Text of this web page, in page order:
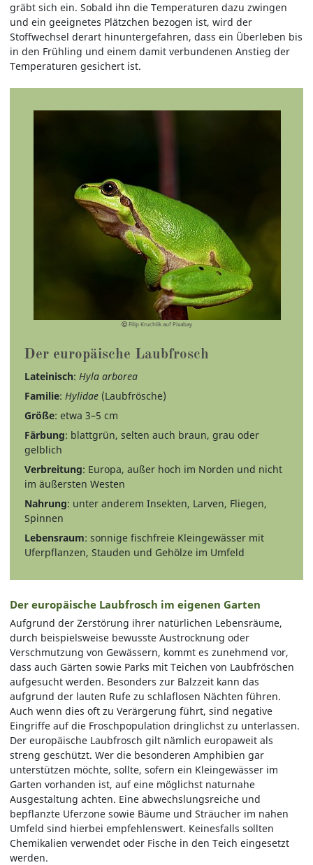
gräbt sich ein. Sobald ihn die Temperaturen dazu zwingen
und ein geeignetes Plätzchen bezogen ist, wird der
Stoffwechsel derart hinuntergefahren, dass ein Überleben bis
in den Frühling und einem damit verbundenen Anstieg der
Temperaturen gesichert ist.
Filip Kruchlik auf Pixabay
Der europäische Laubfrosch
Lateinisch: Hyla arborea
Familie: Hylidae (Laubfrösche)
Größe: etwa 3–5 cm
Färbung: blattgrün, selten auch braun, grau oder
gelblich
Verbreitung: Europa, außer hoch im Norden und nicht
im äußersten Westen
Nahrung: unter anderem Insekten, Larven, Fliegen,
Spinnen
Lebensraum: sonnige fischfreie Kleingewässer mit
Uferpflanzen, Stauden und Gehölze im Umfeld
Der europäische Laubfrosch im eigenen Garten
Aufgrund der Zerstörung ihrer natürlichen Lebensräume,
durch beispielsweise bewusste Austrocknung oder
Verschmutzung von Gewässern, kommt es zunehmend vor,
dass auch Gärten sowie Parks mit Teichen von Laubfröschen
aufgesucht werden. Besonders zur Balzzeit kann das
aufgrund der lauten Rufe zu schlaflosen Nächten führen.
Auch wenn dies oft zu Verärgerung führt, sind negative
Eingriffe auf die Froschpopulation dringlichst zu unterlassen.
Der europäische Laubfrosch gilt nämlich europaweit als
streng geschützt. Wer die besonderen Amphibien gar
unterstützen möchte, sollte, sofern ein Kleingewässer im
Garten vorhanden ist, auf eine möglichst naturnahe
Ausgestaltung achten. Eine abwechslungsreiche und
bepflanzte Uferzone sowie Bäume und Sträucher im nahen
Umfeld sind hierbei empfehlenswert. Keinesfalls sollten
Chemikalien verwendet oder Fische in den Teich eingesetzt
werden.